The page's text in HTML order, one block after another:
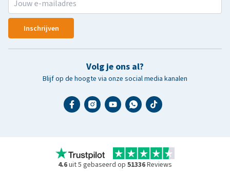
Inschrijven
Volg je ons al?
Blijf op de hoogte via onze social media kanalen
4.6uit 5 gebaseerd op 51336Reviews